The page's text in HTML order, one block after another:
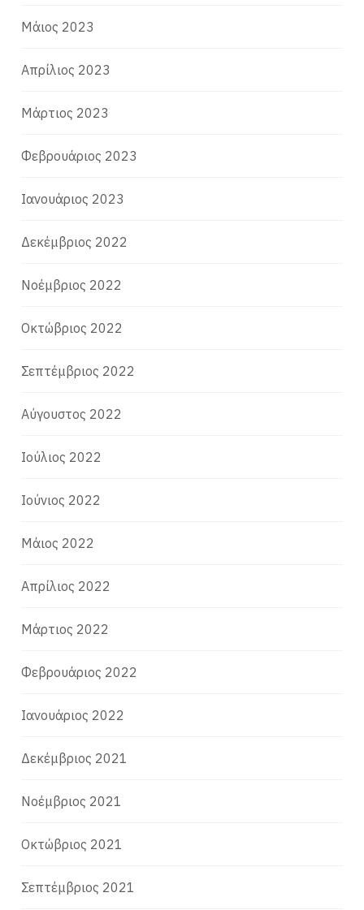
Μάιος 2023
Απρίλιος 2023
Μάρτιος 2023
Φεβρουάριος 2023
Ιανουάριος 2023
Δεκέμβριος 2022
Νοέμβριος 2022
Οκτώβριος 2022
Σεπτέμβριος 2022
Αύγουστος 2022
Ιούλιος 2022
Ιούνιος 2022
Μάιος 2022
Απρίλιος 2022
Μάρτιος 2022
Φεβρουάριος 2022
Ιανουάριος 2022
Δεκέμβριος 2021
Νοέμβριος 2021
Οκτώβριος 2021
Σεπτέμβριος 2021